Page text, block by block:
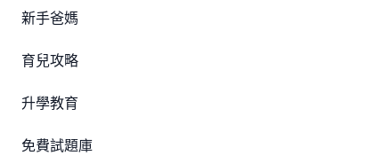
新手爸媽
育兒攻略
升學教育
免費試題庫